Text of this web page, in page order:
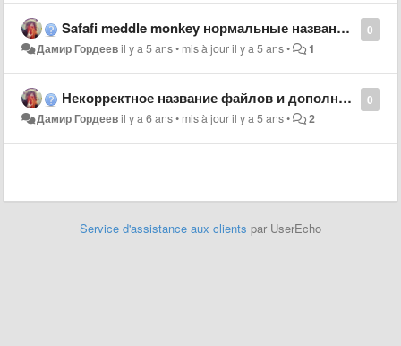
0
Safafi meddle monkey нормальные названия и скачивания без лишних кнопок
Дамир Гордеевil y a 5 ans• mis à jouril y a 5 ans• 1
0
Некорректное название файлов и дополнительные нажатия.
Дамир Гордеевil y a 6 ans• mis à jouril y a 5 ans• 2
Service d'assistance aux clients par UserEcho